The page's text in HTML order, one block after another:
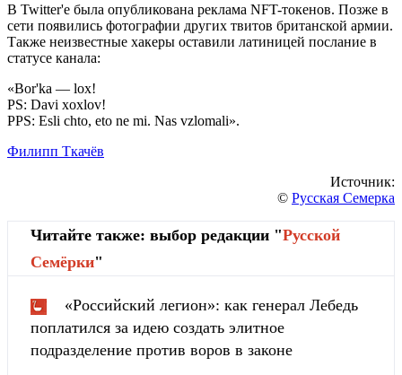
В Twitter'e была опубликована реклама NFT-токенов. Позже в
сети появились фотографии других твитов британской армии.
Также неизвестные хакеры оставили латиницей послание в
статусе канала:
«Bor'ka — lox!
PS: Davi xoxlov!
PPS: Esli chto, eto ne mi. Nas vzlomali».
Филипп Ткачёв
Источник:
© Русская Семерка
Читайте также: выбор редакции "Русской
Cемёрки"
«Российский легион»: как генерал Лебедь
поплатился за идею создать элитное
подразделение против воров в законе